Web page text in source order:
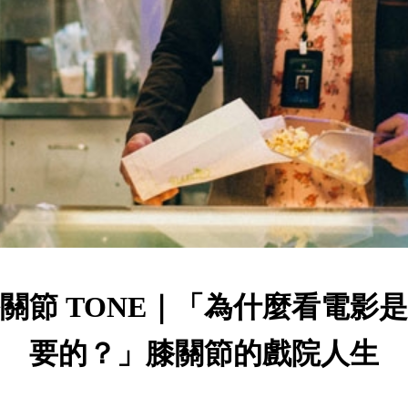
節 TONE｜「為什麼看電影
要的？」膝關節的戲院人生